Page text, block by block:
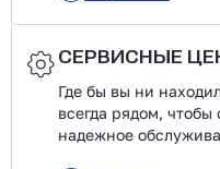
СЕРВИСНЫЕ
Где бы вы ни
всегда рядом,
надежное